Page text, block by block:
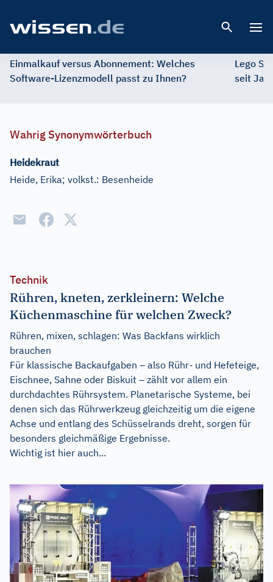
Einmalkauf versus Abonnement: Welches
Software-Lizenzmodell passt zu Ihnen?
Lego
seit
Wahrig Synonymwörterbuch
Heidekraut
Heide, Erika; volkst.: Besenheide
Technik
Rühren, kneten, zerkleinern: Welche
Küchenmaschine für welchen Zweck?
Rühren, mixen, schlagen: Was Backfans wirklich
brauchen
Für klassische Backaufgaben – also Rühr- und Hefeteige,
Eischnee, Sahne oder Biskuit – zählt vor allem ein
durchdachtes Rührsystem. Planetarische Systeme, bei
denen sich das Rührwerkzeug gleichzeitig um die eigene
Achse und entlang des Schüsselrands dreht, sorgen für
besonders gleichmäßige Ergebnisse.
Wichtig ist hier auch...